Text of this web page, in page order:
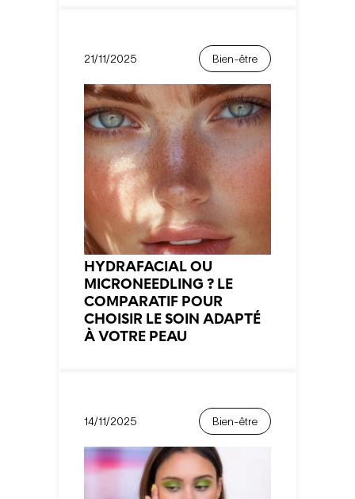
21/11/2025 Bien-être
HYDRAFACIAL OU
MICRONEEDLING ? LE
COMPARATIF POUR
CHOISIR LE SOIN ADAPTÉ
À VOTRE PEAU
14/11/2025 Bien-être